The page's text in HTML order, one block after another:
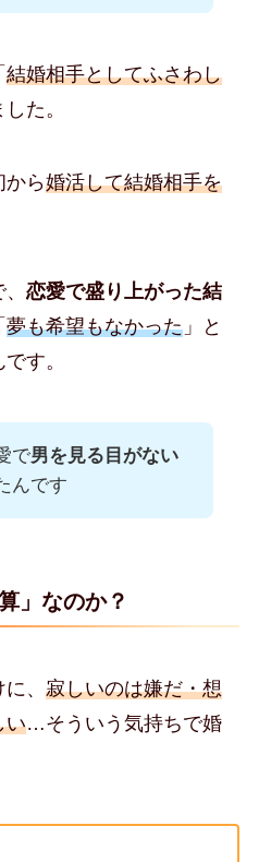
結婚相手としてふさわし
た。
から婚活して結婚相手を
恋愛で盛り上がった結
夢も希望もなかった」と
す。
で男を見る目がない
んです
」なのか？
、 寂しいのは嫌だ・想
い…そういう気持ちで婚